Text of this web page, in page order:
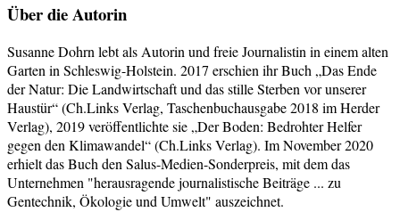
Über die Autorin
Susanne Dohrn lebt als Autorin und freie Journalistin in einem alten
Garten in Schleswig-Holstein. 2017 erschien ihr Buch „Das Ende
der Natur: Die Landwirtschaft und das stille Sterben vor unserer
Haustür“ (Ch.Links Verlag, Taschenbuchausgabe 2018 im Herder
Verlag), 2019 veröffentlichte sie „Der Boden: Bedrohter Helfer
gegen den Klimawandel“ (Ch.Links Verlag). Im November 2020
erhielt das Buch den Salus-Medien-Sonderpreis, mit dem das
Unternehmen "herausragende journalistische Beiträge ... zu
Gentechnik, Ökologie und Umwelt" auszeichnet.